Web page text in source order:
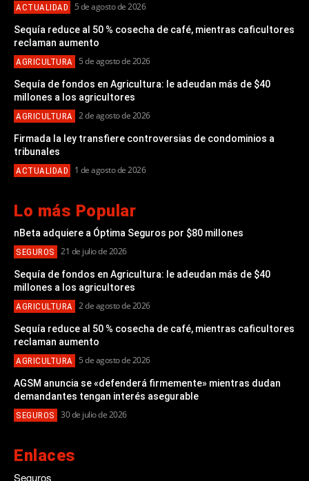
ACTUALIDAD 5 de agosto de 2026
Sequía reduce al 50 % cosecha de café, mientras caficultores
reclaman aumento
AGRICULTURA 5 de agosto de 2026
Sequía de fondos en Agricultura: le adeudan más de $40
millones a los agricultores
AGRICULTURA 2 de agosto de 2026
Firmada la ley transfiere controversias de condominios a
tribunales
ACTUALIDAD 1 de agosto de 2026
Lo más Popular
nBeta adquiere a Óptima Seguros por $80 millones
SEGUROS 21 de julio de 2026
Sequía de fondos en Agricultura: le adeudan más de $40
millones a los agricultores
AGRICULTURA 2 de agosto de 2026
Sequía reduce al 50 % cosecha de café, mientras caficultores
reclaman aumento
AGRICULTURA 5 de agosto de 2026
AGSM anuncia se «defenderá firmemente» mientras dudan
demandantes tengan interés asegurable
SEGUROS 30 de julio de 2026
Enlaces
Seguros